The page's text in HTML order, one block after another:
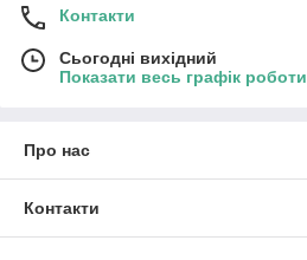
Контакти
Сьогодні вихідний
Показати весь графік роботи
Про нас
Контакти